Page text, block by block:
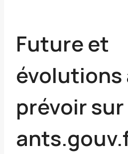
Future et
évolutions
prévoir sur